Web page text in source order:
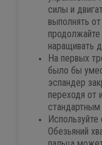
силы и
выполнять
наращивать
На первых
было бы
эспандер
переходя от
Используйте
Обезьяний